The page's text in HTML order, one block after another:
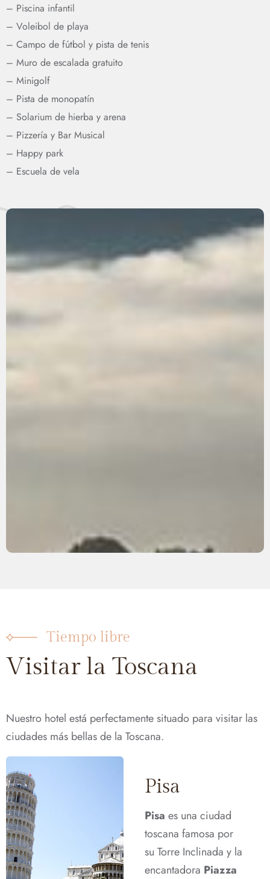
– Piscina infantil
– Voleibol de playa
– Campo de fútbol y pista de tenis
– Muro de escalada gratuito
– Minigolf
– Pista de monopatín
– Solarium de hierba y arena
– Pizzería y Bar Musical
– Happy park
– Escuela de vela
Tiempo libre
Visitar la Toscana
Nuestro hotel está perfectamente situado para visitar las
ciudades más bellas de la Toscana.
Pisa
Pisa es una ciudad
toscana famosa por
su Torre Inclinada y la
encantadora Piazza